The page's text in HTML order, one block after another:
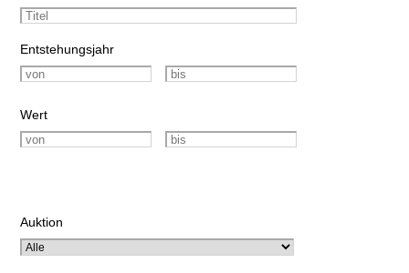
Entstehungsjahr
Wert
Auktion